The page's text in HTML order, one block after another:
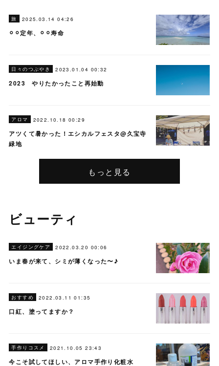
旅 2025.03.14 04:26
⚪︎⚪︎定年、⚪︎⚪︎寿命
日々のつぶやき 2023.01.04 00:32
2023 やりたかったこと再始動
アロマ 2022.10.18 00:29
アツくて暑かった！エシカルフェスタ@久宝寺
緑地
もっと見る
ビューティ
エイジングケア 2022.03.20 00:06
いま春が来て、シミが薄くなった〜♪
おすすめ 2022.03.11 01:35
口紅、塗ってますか？
手作りコスメ 2021.10.05 23:43
今こそ試してほしい、アロマ手作り化粧水